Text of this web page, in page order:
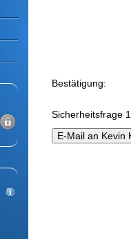
Bestätigung:
Pflichtfeld
Sicherheitsfrage 1